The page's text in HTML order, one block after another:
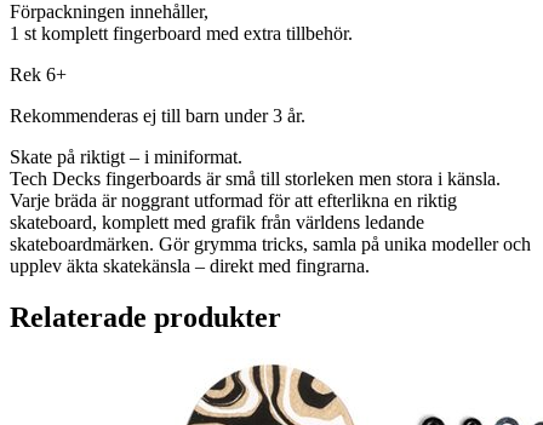
Förpackningen innehåller,
1 st komplett fingerboard med extra tillbehör.
Rek 6+
Rekommenderas ej till barn under 3 år.
Skate på riktigt – i miniformat.
Tech Decks fingerboards är små till storleken men stora i känsla.
Varje bräda är noggrant utformad för att efterlikna en riktig
skateboard, komplett med grafik från världens ledande
skateboardmärken. Gör grymma tricks, samla på unika modeller och
upplev äkta skatekänsla – direkt med fingrarna.
Relaterade produkter